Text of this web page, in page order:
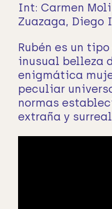
Int: Carmen
Zuazaga, Diego
Rubén es un
inusual belleza
enigmática
peculiar
normas
extraña y